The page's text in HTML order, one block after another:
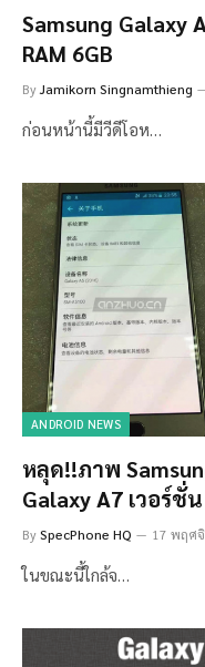
Samsung Galaxy
RAM 6GB
ByJamikorn Singnamthieng
ก่อนหน้านี้มีวีดีโอห…
ANDROID NEWS
หลุด!!ภาพ
Galaxy A7 เวอร์ชั่
BySpecPhone HQ 17 พฤศ
ในขณะนี้ใกล้จ…